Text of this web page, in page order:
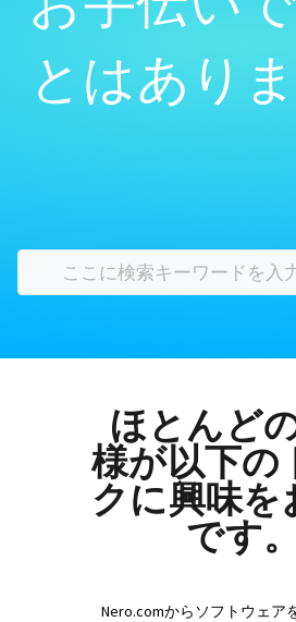
とはあり
ほとんど
様が以下の
クに興味を
です。
Nero.comからソフトウェア